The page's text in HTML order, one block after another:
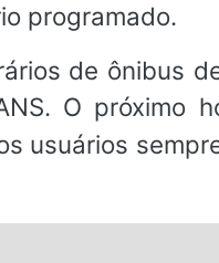
programado.
de ônibus
O próximo
usuários